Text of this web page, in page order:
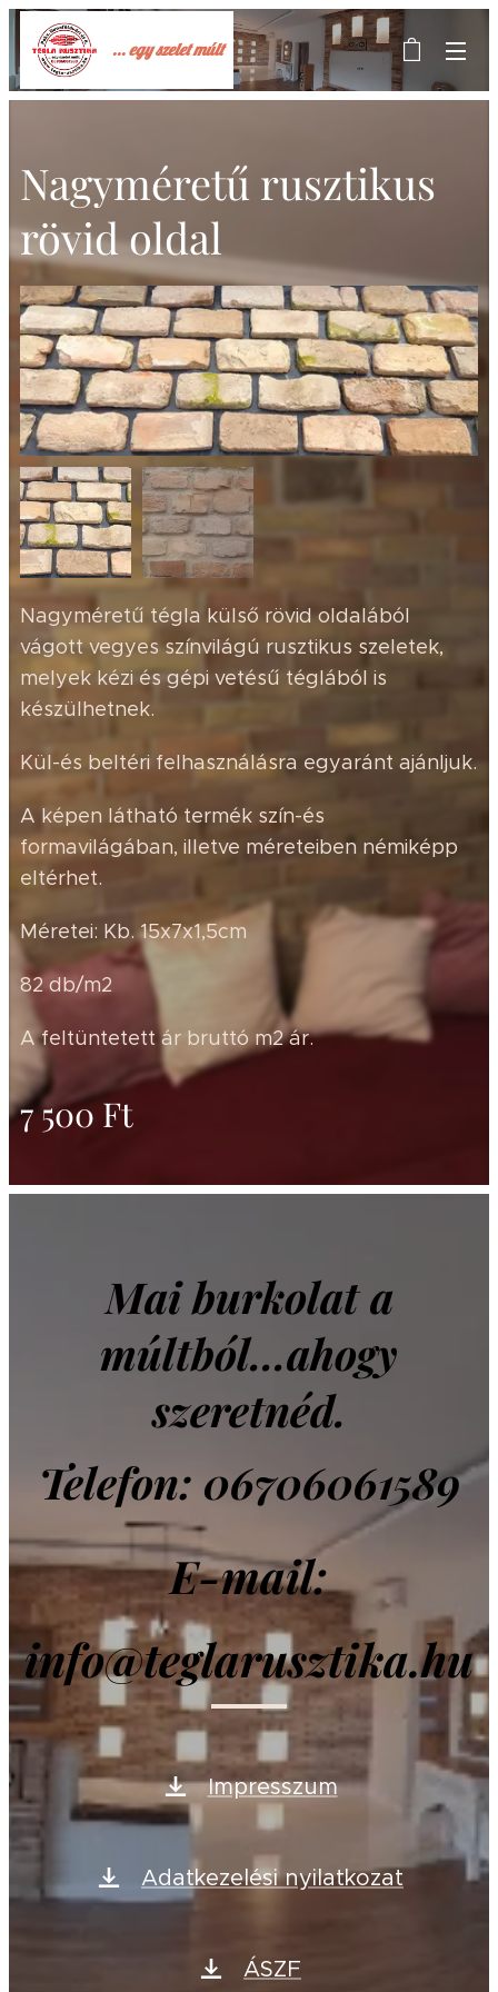
... egy szelet múlt
Nagyméretű rusztikus
rövid oldal
Nagyméretű tégla külső rövid oldalából
vágott vegyes színvilágú rusztikus szeletek,
melyek kézi és gépi vetésű téglából is
készülhetnek.
Kül-és beltéri felhasználásra egyaránt ajánljuk.
A képen látható termék szín-és
formavilágában, illetve méreteiben némiképp
eltérhet.
Méretei: Kb. 15x7x1,5cm
82 db/m2
A feltüntetett ár bruttó m2 ár.
7 500 Ft
Mai burkolat a
múltból...ahogy
szeretnéd.
Telefon: 06706061589
E-mail:
info@teglarusztika.hu
Impresszum
Adatkezelési nyilatkozat
ÁSZF